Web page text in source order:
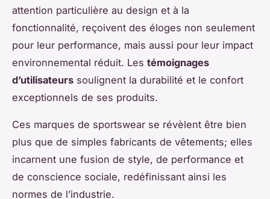
attention particulière au design et à la
fonctionnalité, reçoivent des éloges non seulement
pour leur performance, mais aussi pour leur impact
environnemental réduit. Les témoignages
d’utilisateurs soulignent la durabilité et le confort
exceptionnels de ses produits.
Ces marques de sportswear se révèlent être bien
plus que de simples fabricants de vêtements; elles
incarnent une fusion de style, de performance et
de conscience sociale, redéfinissant ainsi les
normes de l’industrie.